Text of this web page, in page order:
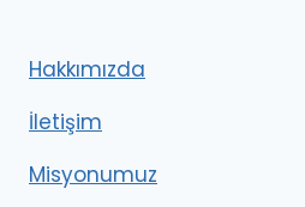
Hakkımızda
İletişim
Misyonumuz